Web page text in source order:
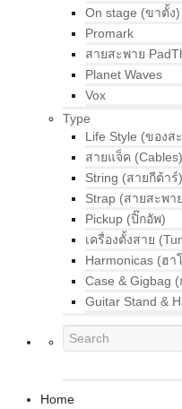
On stage (ขาตั้ง)
Promark
สายสะพาย
Planet Waves
Vox
Type
Life Style (ของส
สายแจ็ค (Cables)
String (สายกีต้าร์)
Strap (สายสะพา
Pickup (ปิ๊กอัพ)
เครื่องตั้งสาย
Harmonicas (ฮา
Case & Gigbag
Guitar Stand &
Home